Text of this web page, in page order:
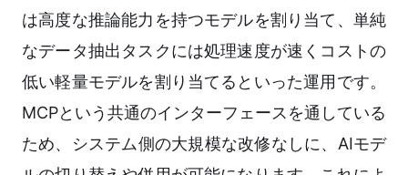
は高度な推論能力を持つモデルを割り当て、単純
なデータ抽出タスクには処理速度が速くコストの
低い軽量モデルを割り当てるといった運用です。
MCPという共通のインターフェースを通している
ため、システム側の大規模な改修なしに、AIモデ